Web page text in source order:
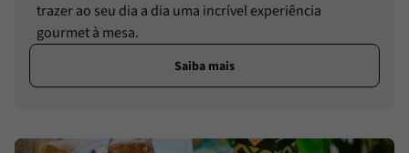
trazer ao seu dia a dia uma incrível experiência
gourmet à mesa.
Saiba mais